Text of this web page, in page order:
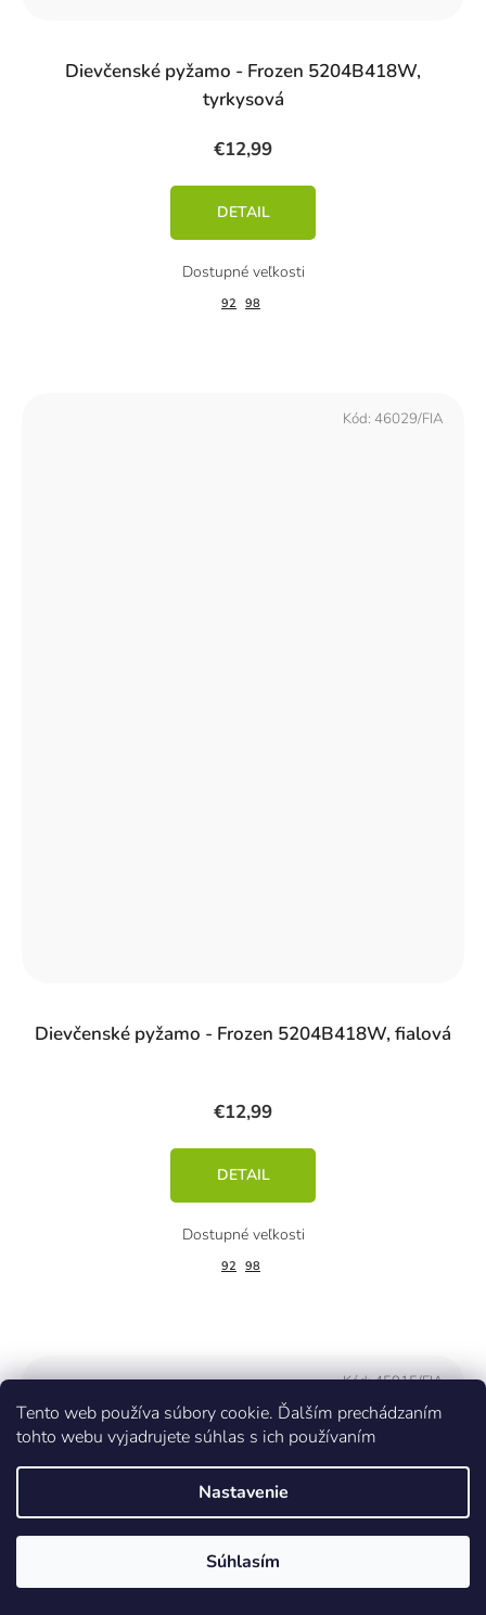
Tento web používa súbory cookie. Ďalším prechádzaním
tohto webu vyjadrujete súhlas s ich používaním
Nastavenie
Súhlasím
Dievčenské pyžamo - Frozen 5204B418W,
tyrkysová
€12,99
DETAIL
92 98
Dievčenské pyžamo - Frozen 5204B418W, fialová
€12,99
DETAIL
92 98
Kód: 46029/FIA
Kód:45915/FIA